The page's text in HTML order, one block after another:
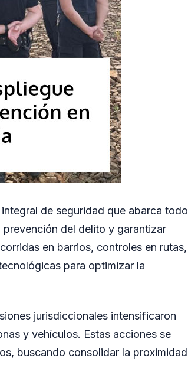
de seguridad que abarca todo
del delito y garantizar
en barrios, controles en rutas,
para optimizar la
jurisdiccionales intensificaron
y vehículos. Estas acciones se
buscando consolidar la proximidad